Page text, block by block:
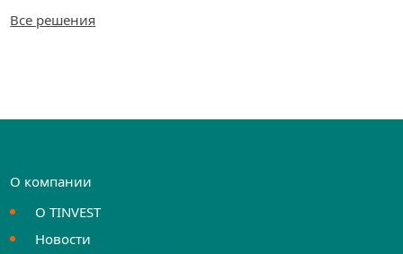
Все решения
О компании
О TINVEST
Новости